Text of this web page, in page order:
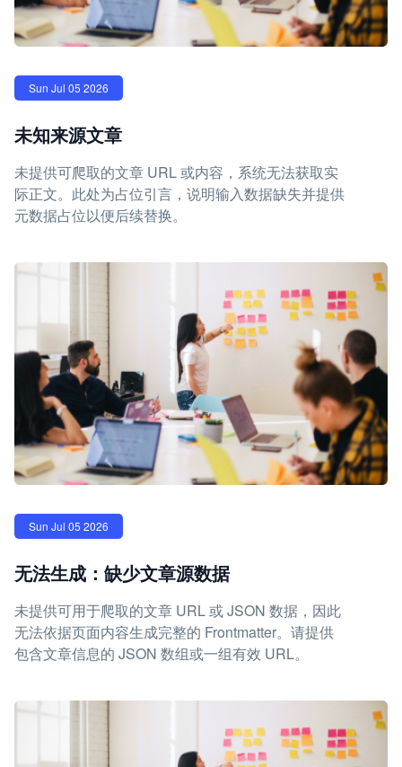
Sun Jul 05 2026
未知来源文章
未提供可爬取的文章 URL 或内容，系统无法获取实
际正文。此处为占位引言，说明输入数据缺失并提供
元数据占位以便后续替换。
Sun Jul 05 2026
无法生成：缺少文章源数据
未提供可用于爬取的文章 URL 或 JSON 数据，因此
无法依据页面内容生成完整的 Frontmatter。请提供
包含文章信息的 JSON 数组或一组有效 URL。